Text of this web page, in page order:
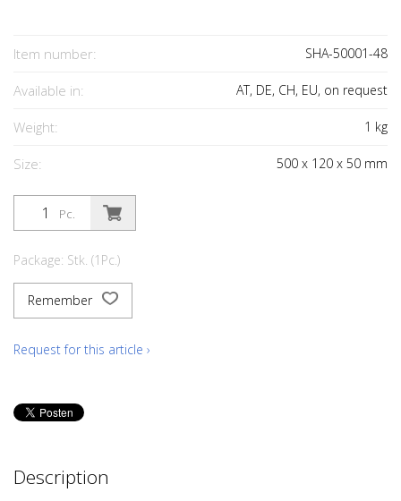
Item number: SHA-50001-48
Available in: AT, DE, CH, EU, on request
Weight: 1 kg
Size: 500 x 120 x 50 mm
Pc.
Package: Stk. (1Pc.)
Remember
Request for this article ›
Description